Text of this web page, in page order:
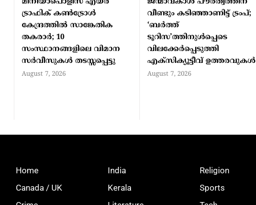
ട്രാഫിക് കണ്‍ട്രോള്‍
കേന്ദ്രത്തില്‍ സാങ്കേതിക
തകരാര്‍; 10
സംസ്ഥാനങ്ങളിലെ വിമാന
സര്‍വീസുകള്‍ തടസ്സപ്പെട്ടു
August 7, 2026
വീണ്ടും കടിഞ്ഞാണിട്ട് ട്രംപ്;
‘ബര്‍ത്ത്
ടൂറിസ’ത്തിനുള്‍പ്പെടെ
വിലക്കേര്‍പ്പെടുത്തി
എക്‌സിക്യൂട്ടീവ് ഉത്തരവുകള്‍
August 7, 2026
Home
Canada / UK
India
Kerala
Religion
Sports